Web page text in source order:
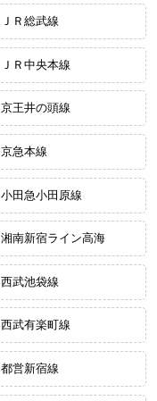
ＪＲ総武線
ＪＲ中央本線
京王井の頭線
京急本線
小田急小田原線
湘南新宿ライン高海
西武池袋線
西武有楽町線
都営新宿線